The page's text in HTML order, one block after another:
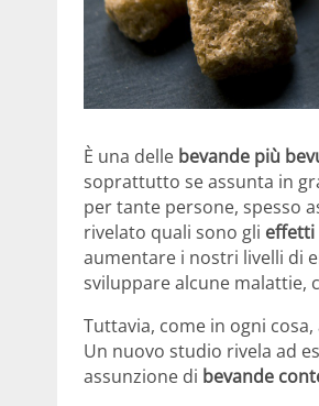
È una delle bevande più
soprattutto se assunta in
per tante persone, spesso
rivelato quali sono gli effetti
aumentare i nostri livelli di
sviluppare alcune malattie,
Tuttavia, come in ogni
Un nuovo studio rivela ad
assunzione di bevande